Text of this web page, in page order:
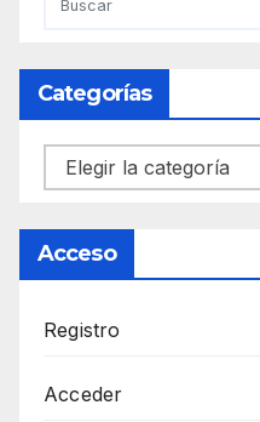
Categorías
Categorías
Acceso
Registro
Acceder